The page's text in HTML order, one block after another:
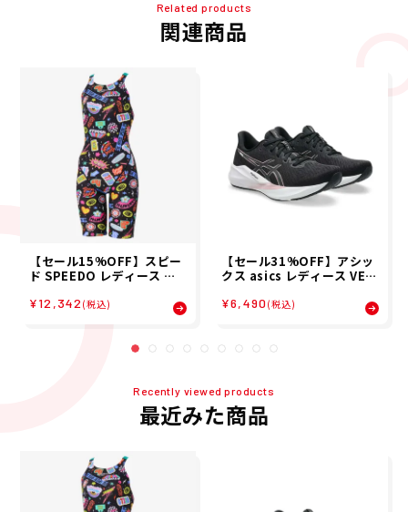
Related products
関連商品
【セール15%OFF】スピー
ド SPEEDO レディース カ
ミニオープンバック ニース
キン COLORFUL ICONS T
URNS M/O KNEESKIN ス
イム トレーニング 競泳 水着
¥12,342 (税込)
【セール31%OFF】アシッ
クス asics レディース VER
ューズ 1012B775-003 26
¥6,490 (税込)
Recently viewed products
最近みた商品